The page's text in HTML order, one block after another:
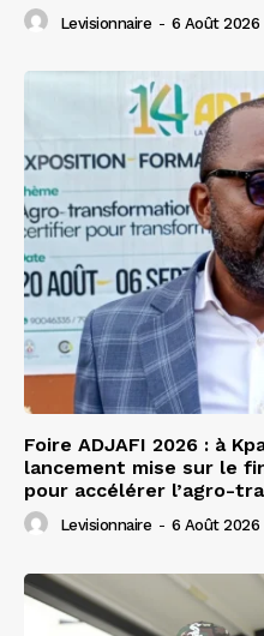
Levisionnaire - 6 Août 2026
Foire ADJAFI 2026 : à
lancement mise sur le
pour accélérer l’agro-
Levisionnaire - 6 Août 2026